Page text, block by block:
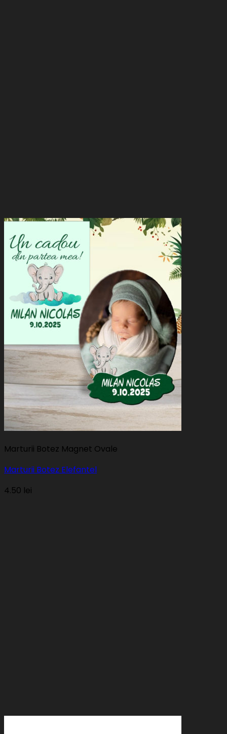
Marturii Botez Magnet Ovale
Marturii Botez Elefantel
4.50 lei